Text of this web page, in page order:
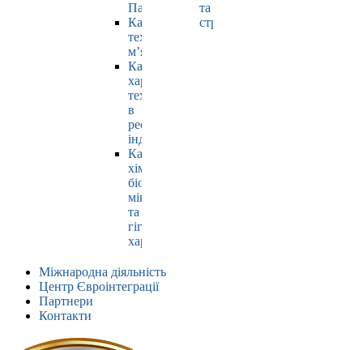
Павлюк
Кафедра
технології
м’яса
Кафедра
харчових
технологій
в
ресторанній
індустрії
Кафедра
хімії,
біохімії,
мікробіології
та
гігієни
харчування
та
страхування
Міжнародна діяльність
Центр Євроінтеграції
Партнери
Контакти